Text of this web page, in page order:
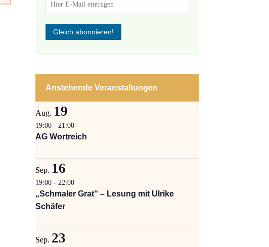
Anstehende Veranstaltungen
Aug. 19
19:00 - 21:00
AG Wortreich
Sep. 16
19:00 - 22:00
„Schmaler Grat“ – Lesung mit Ulrike
Schäfer
Sep. 23